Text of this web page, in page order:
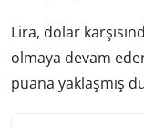
Lira, dolar
olmaya devam
puana yaklaşmış